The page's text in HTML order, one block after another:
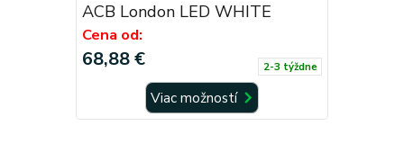
ACB London LED WHITE
Cena od:
68,88 € 2-3 týždne
Viac možností